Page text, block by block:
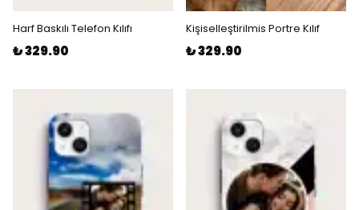
Harf Baskılı Telefon Kılıfı
₺ 329.90
Kişiselleştirilmis Portre Kılıf
₺ 329.90